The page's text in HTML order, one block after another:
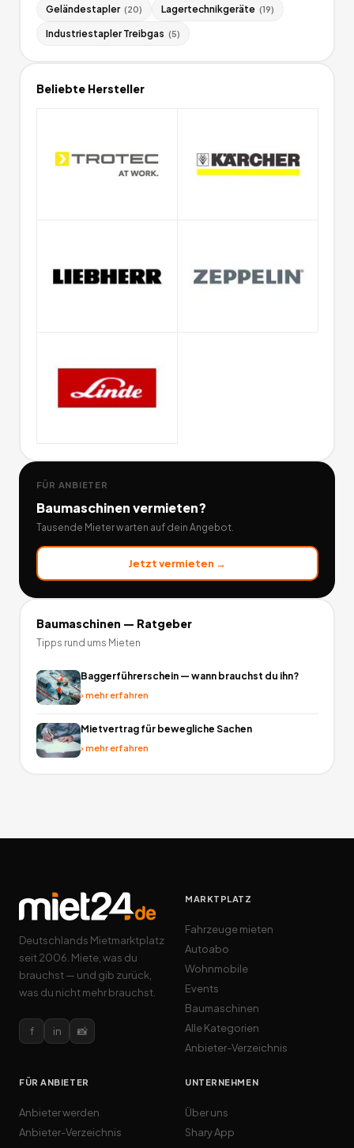
Geländestapler (20) Lagertechnikgeräte (19)
Industriestapler Treibgas (5)
Beliebte Hersteller
FÜR ANBIETER
Baumaschinenvermieten?
Tausende Mieter warten auf dein Angebot.
Jetzt vermieten →
Baumaschinen — Ratgeber
Tipps rund ums Mieten
Baggerführerschein — wann brauchst du ihn?
›mehr erfahren
Mietvertrag für bewegliche Sachen
›mehr erfahren
Deutschlands Mietmarktplatz
seit 2006. Miete, was du
brauchst — und gib zurück,
was du nicht mehr brauchst.
f in 📸
MARKTPLATZ
Fahrzeuge mieten
Autoabo
Wohnmobile
Events
Baumaschinen
Alle Kategorien
Anbieter-Verzeichnis
FÜR ANBIETER
Anbieter werden
Anbieter-Verzeichnis
UNTERNEHMEN
Über uns
Shary App